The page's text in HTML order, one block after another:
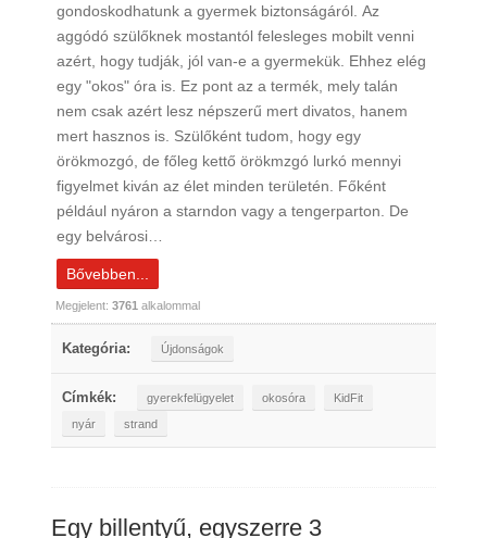
gondoskodhatunk a gyermek biztonságáról. Az
aggódó szülőknek mostantól felesleges mobilt venni
azért, hogy tudják, jól van-e a gyermekük. Ehhez elég
egy "okos" óra is. Ez pont az a termék, mely talán
nem csak azért lesz népszerű mert divatos, hanem
mert hasznos is. Szülőként tudom, hogy egy
örökmozgó, de főleg kettő örökmzgó lurkó mennyi
figyelmet kiván az élet minden területén. Főként
például nyáron a starndon vagy a tengerparton. De
egy belvárosi…
Bővebben...
Megjelent: 3761 alkalommal
Kategória: Újdonságok
Címkék: gyerekfelügyelet okosóra
KidFit
nyár
strand
Egy billentyű, egyszerre 3